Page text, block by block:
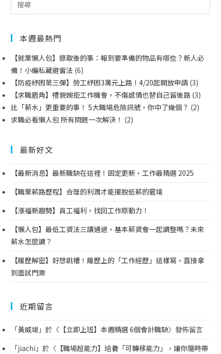
本週最熱門
【就業懶人包】錄取後的事：報到要準備的物品有哪些？新人必
備！小編私藏避雷法 (6)
【防疫紓困第三彈】勞工紓困3萬元上路！4/20起開放申請 (3)
【求職眉角】禮貌婉拒工作機會，不傷感情也替自己留後路 (3)
比「薪水」更重要的事！ 5大職場危險訊號，你中了幾個？ (2)
求職必看懶人包 所有問題一次解決！ (2)
最新好文
【最新消息】最新職缺在這裡！固定更新，工作最精選 2025
【職業薪路歷程】合理的利潤才能擺脫低薪的窘境
【漲福新趨勢】員工福利，找回工作原動力！
【懶人包】最低工資法三讀通過，基本薪資會一起調整嗎？未來
薪水怎麼調？
【履歷解密】好想跳槽！履歷上的「工作經歷」這樣寫，直接拿
到面試門票
近期留言
「黃威竣 」於〈 【立即上班】本週精選 6個會計職缺〉發佈留言
「jiachi 」於〈 【職場超能力】培養「可轉移能力」，讓你隨時帶